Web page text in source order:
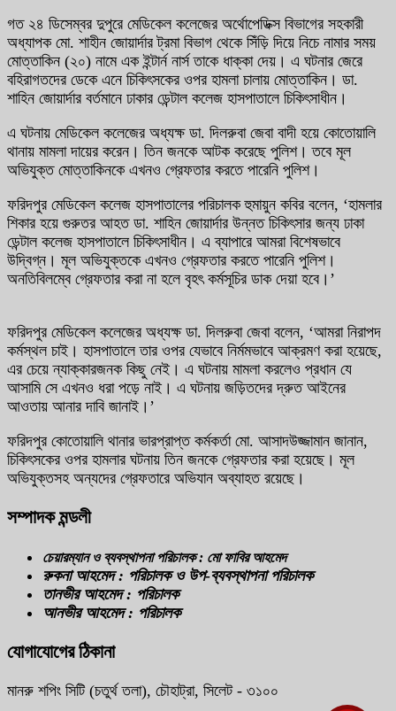
গত ২৪ ডিসেম্বর দুপুরে মেডিকেল কলেজের অর্থোপেডিক্স বিভাগের সহকারী
অধ্যাপক মো. শাহীন জোয়ার্দার ট্রমা বিভাগ থেকে সিঁড়ি দিয়ে নিচে নামার সময়
মোত্তাকিন (২০) নামে এক ইন্টার্ন নার্স তাকে ধাক্কা দেয়। এ ঘটনার জেরে
বহিরাগতদের ডেকে এনে চিকিৎসকের ওপর হামলা চালায় মোত্তাকিন। ডা.
শাহিন জোয়ার্দার বর্তমানে ঢাকার ডেন্টাল কলেজ হাসপাতালে চিকিৎসাধীন।
এ ঘটনায় মেডিকেল কলেজের অধ্যক্ষ ডা. দিলরুবা জেবা বাদী হয়ে কোতোয়ালি
থানায় মামলা দায়ের করেন। তিন জনকে আটক করেছে পুলিশ। তবে মূল
অভিযুক্ত মোত্তাকিনকে এখনও গ্রেফতার করতে পারেনি পুলিশ।
ফরিদপুর মেডিকেল কলেজ হাসপাতালের পরিচালক হুমায়ুন কবির বলেন, ‘হামলার
শিকার হয়ে গুরুতর আহত ডা. শাহিন জোয়ার্দার উন্নত চিকিৎসার জন্য ঢাকা
ডেন্টাল কলেজ হাসপাতালে চিকিৎসাধীন। এ ব্যাপারে আমরা বিশেষভাবে
উদ্বিগ্ন। মূল অভিযুক্তকে এখনও গ্রেফতার করতে পারেনি পুলিশ।
অনতিবিলম্বে গ্রেফতার করা না হলে বৃহৎ কর্মসূচির ডাক দেয়া হবে।’
ফরিদপুর মেডিকেল কলেজের অধ্যক্ষ ডা. দিলরুবা জেবা বলেন, ‘আমরা নিরাপদ
কর্মস্থল চাই। হাসপাতালে তার ওপর যেভাবে নির্মমভাবে আক্রমণ করা হয়েছে,
এর চেয়ে ন্যাক্কারজনক কিছু নেই। এ ঘটনায় মামলা করলেও প্রধান যে
আসামি সে এখনও ধরা পড়ে নাই। এ ঘটনায় জড়িতদের দ্রুত আইনের
আওতায় আনার দাবি জানাই।’
ফরিদপুর কোতোয়ালি থানার ভারপ্রাপ্ত কর্মকর্তা মো. আসাদউজ্জামান জানান,
চিকিৎসকের ওপর হামলার ঘটনায় তিন জনকে গ্রেফতার করা হয়েছে। মূল
অভিযুক্তসহ অন্যদের গ্রেফতারে অভিযান অব্যাহত রয়েছে।
সম্পাদক মন্ডলী
চেয়ারম্যান ও ব্যবস্থাপনা পরিচালক : মো ফাবির আহমেদ
রুকনা আহমেদ : পরিচালক ও উপ-ব্যবস্থাপনা পরিচালক
তানভীর আহমেদ : পরিচালক
আনভীর আহমেদ : পরিচালক
যোগাযোগের ঠিকানা
মানরু শপিং সিটি (চতুর্থ তলা), চৌহাট্রা, সিলেট - ৩১০০